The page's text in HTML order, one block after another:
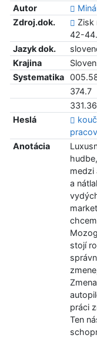
Autor
Zdroj.dok.
Zisk
42-
Jazyk dok.
Krajina
Systematika
374.7
331.36
Heslá
Anotácia
medzi
a
stojí
práci
Ten